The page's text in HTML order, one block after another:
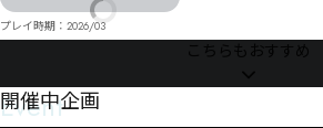
プレイ時期： 2026/03
こちらもおすすめ
Event
開催中企画